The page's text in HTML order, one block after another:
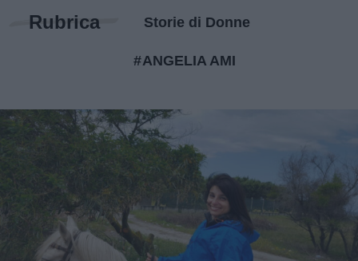
Rubrica Storie di Donne
ANGELIA AMI